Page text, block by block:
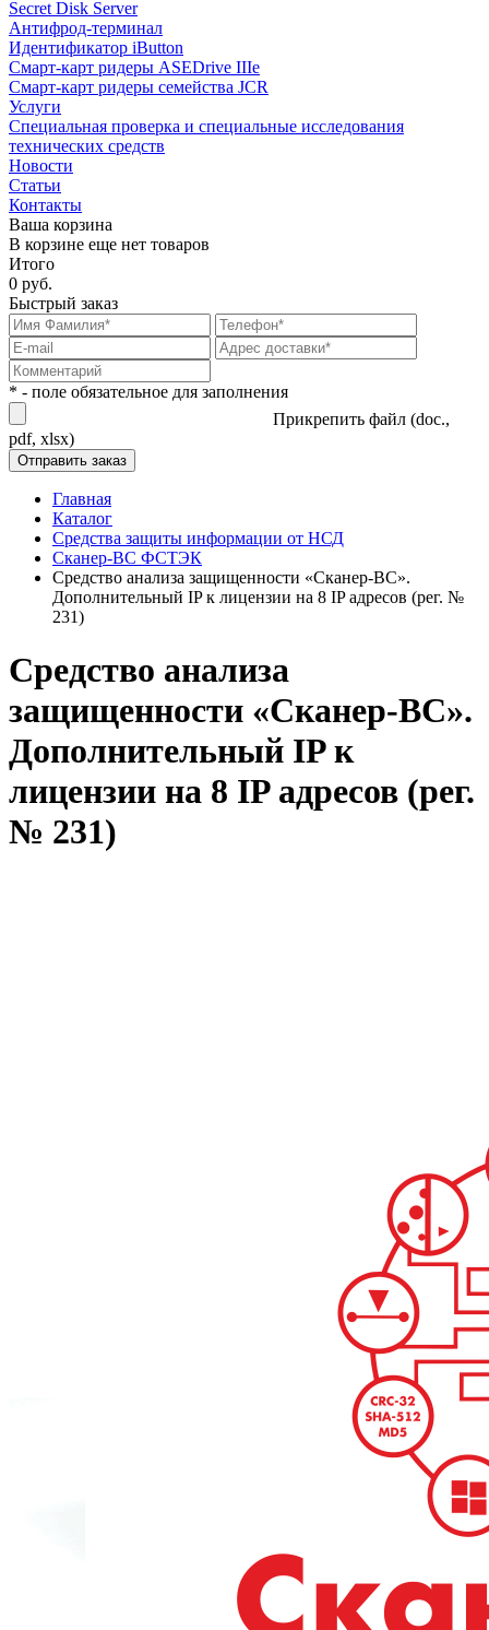
Secret Disk Server
Антифрод-терминал
Идентификатор iButton
Смарт-карт ридеры ASEDrive IIIe
Смарт-карт ридеры семейства JCR
Услуги
Специальная проверка и специальные исследования
технических средств
Новости
Статьи
Контакты
Ваша корзина
В корзине еще нет товаров
Итого
0 руб.
Быстрый заказ
* - поле обязательное для заполнения
Прикрепить файл (doc.,
pdf, xlsx)
Главная
Каталог
Средства защиты информации от НСД
Сканер-ВС ФСТЭК
Средство анализа защищенности «Сканер-ВС».
Дополнительный IP к лицензии на 8 IP адресов (рег. №
231)
Средство анализа
защищенности «Сканер-ВС».
Дополнительный IP к
лицензии на 8 IP адресов (рег.
№ 231)